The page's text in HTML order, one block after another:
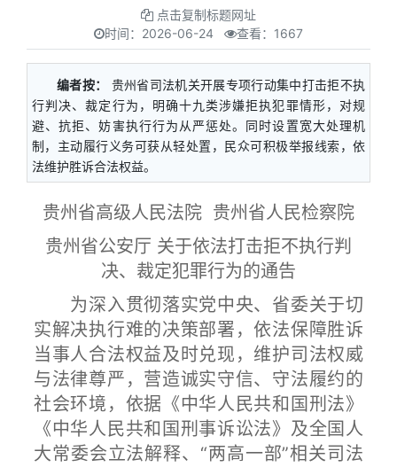
点击复制标题网址
时间： 2026-06-24 查看：1667
编者按：
贵州省司法机关开展专项行动集中打击拒不执
行判决、裁定行为，明确十九类涉嫌拒执犯罪情形，对规
避、抗拒、妨害执行行为从严惩处。同时设置宽大处理机
制，主动履行义务可获从轻处置，民众可积极举报线索，依
法维护胜诉合法权益。
贵州省高级人民法院 贵州省人民检察院
贵州省公安厅 关于依法打击拒不执行判
决、裁定犯罪行为的通告
为深入贯彻落实党中央、省委关于切
实解决执行难的决策部署，依法保障胜诉
当事人合法权益及时兑现，维护司法权威
与法律尊严，营造诚实守信、守法履约的
社会环境，依据《中华人民共和国刑法》
《中华人民共和国刑事诉讼法》及全国人
大常委会立法解释、“两高一部”相关司法